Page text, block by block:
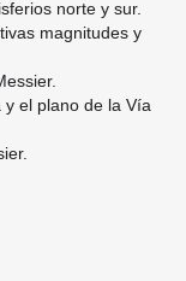
norte y sur.
magnitudes y
el plano de la Vía